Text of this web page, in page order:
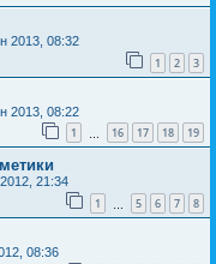
2013, 08:32
1 2 3
2013, 08:22
1 16 17 18 19
21:34
1 5 6 7 8
08:36